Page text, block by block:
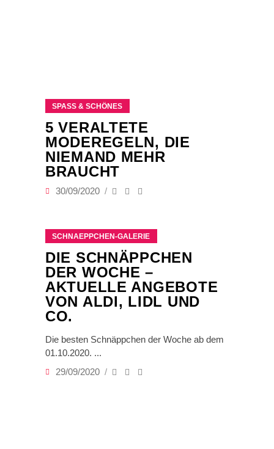
SPASS & SCHÖNES
5 VERALTETE
MODEREGELN, DIE
NIEMAND MEHR
BRAUCHT
30/09/2020
SCHNAEPPCHEN-GALERIE
DIE SCHNÄPPCHEN
DER WOCHE –
AKTUELLE ANGEBOTE
VON ALDI, LIDL UND
CO.
Die besten Schnäppchen der Woche ab dem
01.10.2020.
29/09/2020